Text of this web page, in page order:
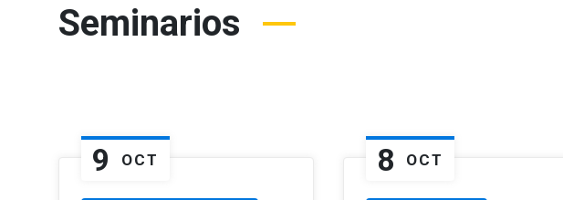
Seminarios
9 OCT 8 OCT